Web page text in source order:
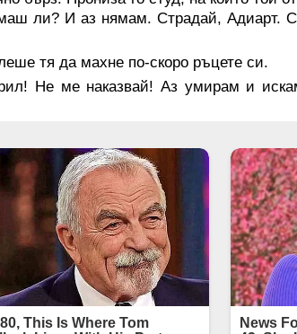
ли? И аз нямам. Страдай, Адиарт.
тя да махне по-скоро ръцете си.
Не ме наказвай! Аз умирам и